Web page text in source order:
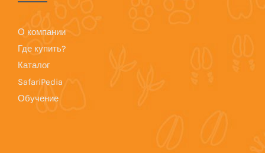
О компании
Где купить?
Каталог
SafariPedia
Обучение